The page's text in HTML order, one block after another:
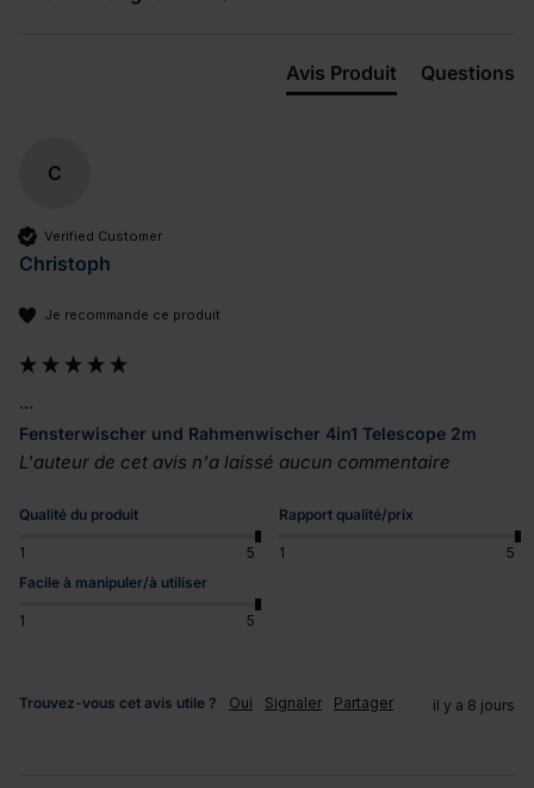
Avis Produit Questions
C
Verified Customer
Christoph
Je recommande ce produit
...
Fensterwischer und Rahmenwischer 4in1 Telescope 2m
L'auteur de cet avis n'a laissé aucun commentaire
Qualité du produit
1 5
Rapport qualité/prix
1
5
Facile à manipuler/à utiliser
1 5
Trouvez-vous cet avis utile ? Oui Signaler Partager il y a 8 jours